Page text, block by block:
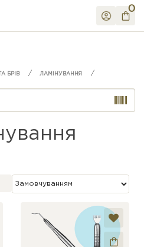
0
БРІВ ЛАМІНУВАННЯ